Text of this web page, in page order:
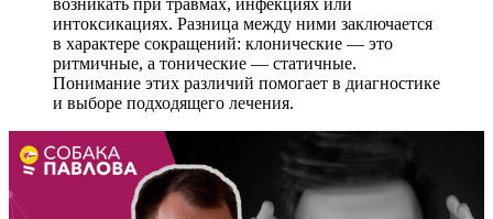
возникать при травмах, инфекциях или
интоксикациях. Разница между ними заключается
в характере сокращений: клонические — это
ритмичные, а тонические — статичные.
Понимание этих различий помогает в диагностике
и выборе подходящего лечения.